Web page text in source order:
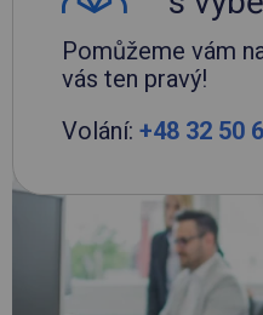
Pomůžeme vám
vás ten pravý!
Volání: +48 32 50